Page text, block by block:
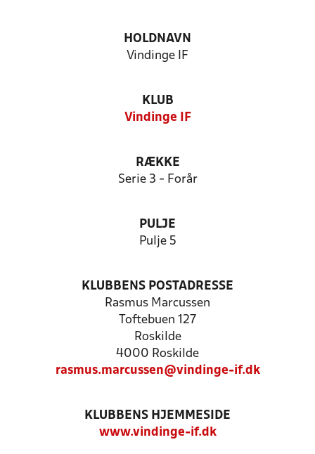
HOLDNAVN
Vindinge IF
KLUB
Vindinge IF
RÆKKE
Serie 3 - Forår
PULJE
Pulje 5
KLUBBENS POSTADRESSE
Rasmus Marcussen
Toftebuen 127
Roskilde
4000 Roskilde
rasmus.marcussen@vindinge-if.dk
KLUBBENS HJEMMESIDE
www.vindinge-if.dk